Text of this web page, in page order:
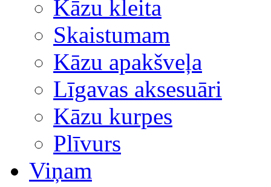
Kāzu kleita
Skaistumam
Kāzu apakšveļa
Līgavas aksesuāri
Kāzu kurpes
Plīvurs
Viņam